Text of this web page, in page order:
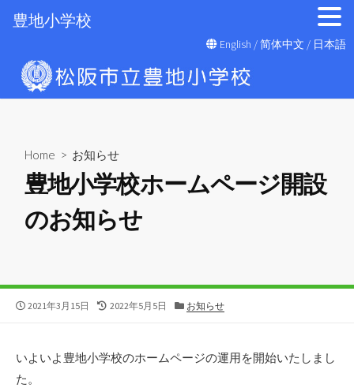
ン
English /简体中文 / 日本語
Home > お知らせ
豊地小学校ホームページ開設
のお知らせ
公
2021年3月15日
最
新
日
2022年5月5日
カ
ー
お知らせ
いよいよ豊地小学校のホームページの運用を開始いたしまし
た。
豊地小学校